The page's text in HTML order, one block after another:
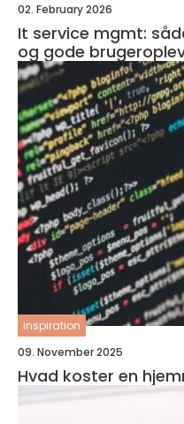
02. February 2026
It service mgmt:
og gode
inspiration
09. November 2025
Hvad koster en